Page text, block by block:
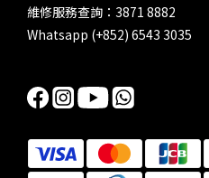
維修服務查詢：3871 8882
Whatsapp (+852) 6543 3035